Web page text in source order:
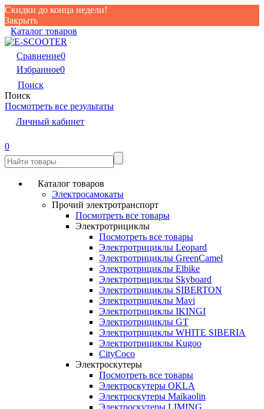
Скидки до конца недели!
Закрыть
Каталог товаров
Сравнение0
Избранное0
Поиск
Поиск
Посмотреть все результаты
Личный кабинет
0
Каталог товаров
Электросамокаты
Прочий электротранспорт
Посмотреть все товары
Электротрициклы
Посмотреть все товары
Электротрициклы Leopard
Электротрициклы GreenCamel
Электротрициклы Elbike
Электротрициклы Skyboard
Электротрициклы SIBERTON
Электротрициклы Mavi
Электротрициклы IKINGI
Электротрициклы GT
Электротрициклы WHITE SIBERIA
Электротрициклы Kugoo
CityCoco
Электроскутеры
Посмотреть все товары
Электроскутеры OKLA
Электроскутеры Maikaolin
Электроскутеры LIMING